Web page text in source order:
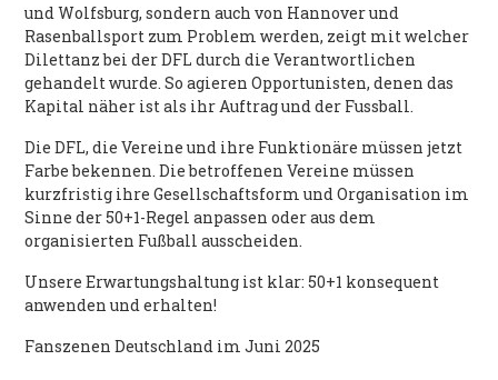
und Wolfsburg, sondern auch von Hannover und
Rasenballsport zum Problem werden, zeigt mit welcher
Dilettanz bei der DFL durch die Verantwortlichen
gehandelt wurde. So agieren Opportunisten, denen das
Kapital näher ist als ihr Auftrag und der Fussball.
Die DFL, die Vereine und ihre Funktionäre müssen jetzt
Farbe bekennen. Die betroffenen Vereine müssen
kurzfristig ihre Gesellschaftsform und Organisation im
Sinne der 50+1-Regel anpassen oder aus dem
organisierten Fußball ausscheiden.
Unsere Erwartungshaltung ist klar: 50+1 konsequent
anwenden und erhalten!
Fanszenen Deutschland im Juni 2025